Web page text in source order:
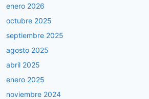
enero 2026
octubre 2025
septiembre 2025
agosto 2025
abril 2025
enero 2025
noviembre 2024